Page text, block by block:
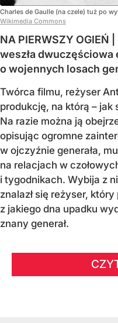
Charles de Gaulle (na czele) tuż po
Wikimedia Commons
NA PIERWSZY
weszła
o wojennych losach
Twórca filmu, reżyser
produkcję, na którą – jak
Na razie można ją
opisując ogromne
w ojczyźnie generała,
na relacjach w
i tygodnikach. Wybija z
znalazł się reżyser,
z jakiego dna upadku
znany generał.